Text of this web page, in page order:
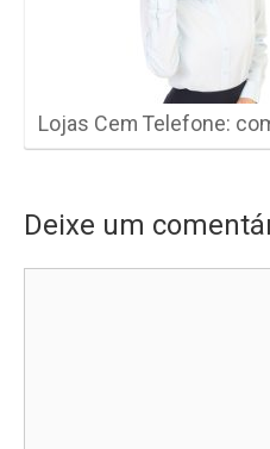
Lojas Cem Telefone:
Deixe um